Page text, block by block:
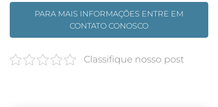
PARA MAIS INFORMAÇÕES ENTRE EM
CONTATO CONOSCO
Classifique nosso post